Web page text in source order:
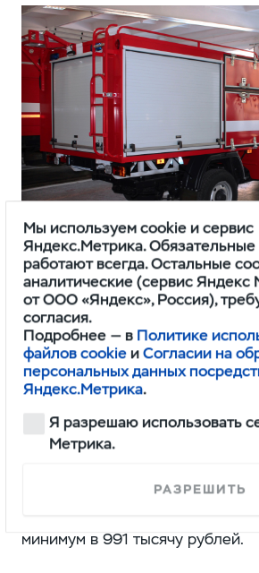
В хозяйственном отсеке с
располагается самое
спасательное оборудование, а
рукава и огнетушители. На
ведут лесенки на корме,
трехколенная лестница.
Сколько денег просят за
выпуска с полным приводом и
минимум в 991 тысячу рублей.
Мы используем cookie и сервис
Яндекс.Метрика.
работают всегда. Остальные
аналитические (сервис Яндекс
от ООО «Яндекс», Россия),
согласия.
Подробнее — в Политике
файлов cookie иСогласии на
персональных данных
Яндекс.Метрика.
Я разрешаю использовать
Метрика.
РАЗРЕШИТЬ